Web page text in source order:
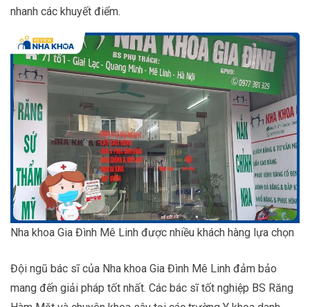
nhanh các khuyết điểm.
Nha khoa Gia Đình Mê Linh được nhiều khách hàng lựa chọn
Đội ngũ bác sĩ của Nha khoa Gia Đình Mê Linh đảm bảo
mang đến giải pháp tốt nhất. Các bác sĩ tốt nghiệp BS Răng